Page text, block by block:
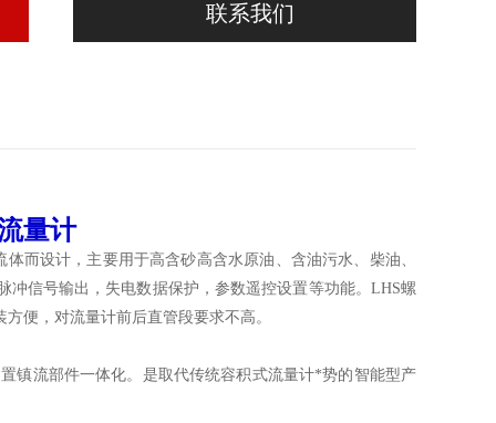
联系我们
量计
而设计，主要用于高含砂高含水原油、含油污水、柴油、
信号输出，失电数据保护，参数遥控设置等功能。LHS螺
便，对流量计前后直管段要求不高。
镇流部件一体化。是取代传统容积式流量计*势的智能型产